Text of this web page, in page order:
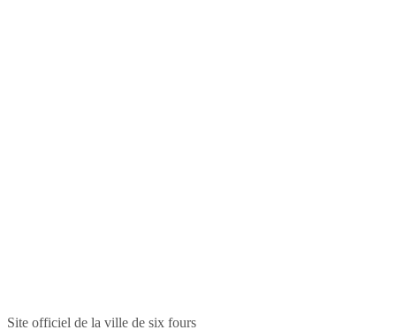
Site officiel de la ville de six fours